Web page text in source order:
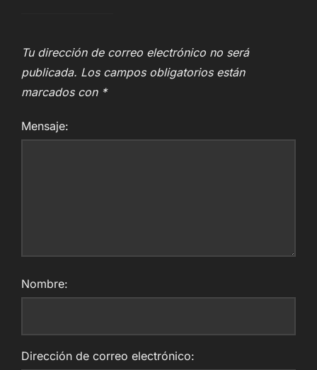
Tu dirección de correo electrónico no será
publicada. Los campos obligatorios están
marcados con *
Mensaje:
Nombre:
Dirección de correo electrónico: